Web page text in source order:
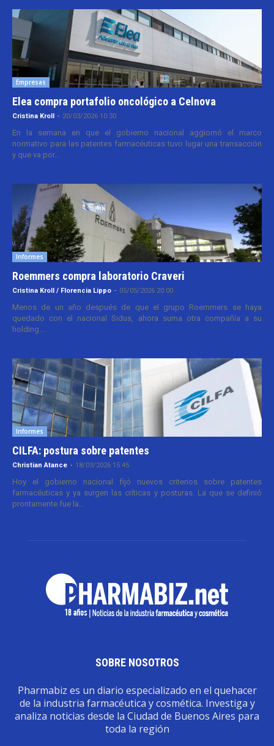
Empresas
Elea compra portafolio oncológico a Celnova
Cristina Kroll - 20/03/2026 10:30
En la semana en que el gobierno nacional aggiornó el marco
normativo para las patentes farmacéuticas tuvo lugar una transacción
y que va por...
Informes
Roemmers compra laboratorio Craveri
Cristina Kroll / Florencia Lippo - 05/05/2026 20:00
Menos de un año después de que el grupo Roemmers se haya
quedado con el nacional Sidus, ahora suma otra compañía a su
holding....
Informes
CILFA: postura sobre patentes
Christian Atance - 18/03/2026 15:45
Hoy el gobierno nacional fijó nuevos criterios sobre patentes
farmacéuticas y ya surgen las críticas y posturas. La que se definió
prontamente fue la...
SOBRE NOSOTROS
Pharmabiz es un diario especializado en el quehacer
de la industria farmacéutica y cosmética. Investiga y
analiza noticias desde la Ciudad de Buenos Aires para
toda la región